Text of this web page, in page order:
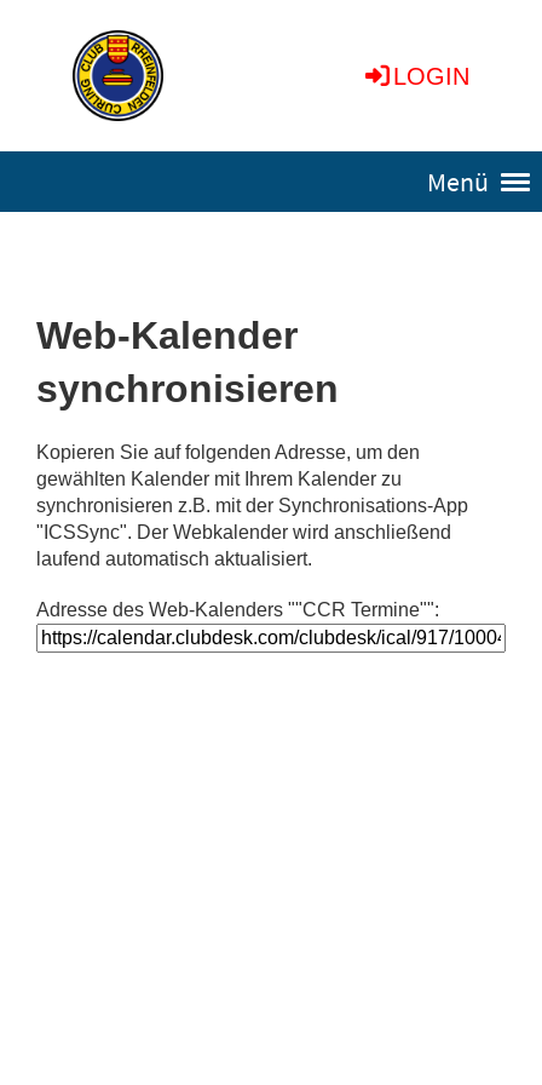
LOGIN
Menü
Web-Kalender
synchronisieren
Kopieren Sie auf folgenden Adresse, um den
gewählten Kalender mit Ihrem Kalender zu
synchronisieren z.B. mit der Synchronisations-App
"ICSSync". Der Webkalender wird anschließend
laufend automatisch aktualisiert.
Adresse des Web-Kalenders ""CCR Termine"":